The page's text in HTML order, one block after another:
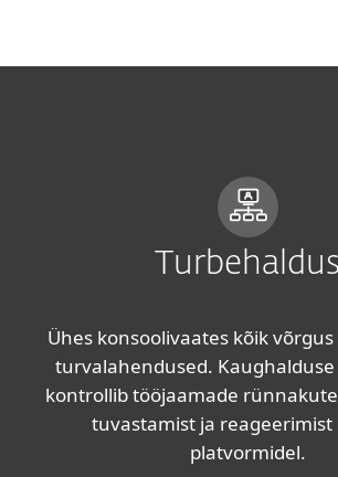
Turbehaldus
Ühes konsoolivaates kõik
turvalahendused.
kontrollib tööjaamade
tuvastamist ja reageerimist
platvormidel.